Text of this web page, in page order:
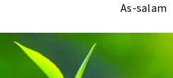
As-salam